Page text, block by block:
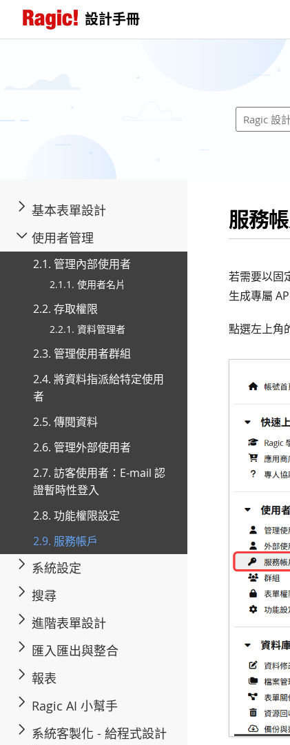
設計手冊
基本表單設計
使用者管理
2.1. 管理內部使用者
2.1.1. 使用者名片
2.2. 存取權限
2.2.1. 資料管理者
2.3. 管理使用者群組
2.4. 將資料指派給特定使用
者
2.5. 傳閱資料
2.6. 管理外部使用者
2.7. 訪客使用者：E-mail 認
證暫時性登入
2.8. 功能權限設定
2.9. 服務帳戶
系統設定
搜尋
進階表單設計
匯入匯出與整合
報表
Ragic AI 小幫手
系統客製化 - 給程式設計
服務
若需要以固
生成專屬
點選左上角